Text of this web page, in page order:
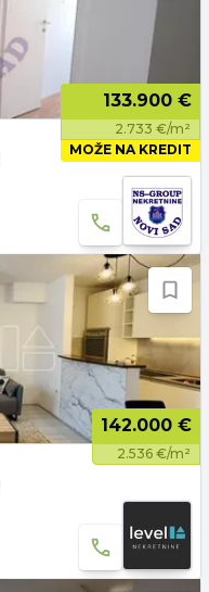
133.900 €
2.733 €/m²
MOŽE NA KREDIT
142.000 €
2.536 €/m²